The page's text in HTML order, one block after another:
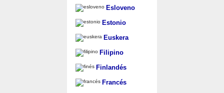
Esloveno
Estonio
Euskera
Filipino
Finlandés
Francés